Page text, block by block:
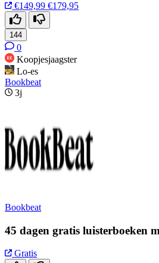
€149,99 €179,95
144
0
Koopjesjaagster
Lo-es
Bookbeat
3j
Bookbeat
45 dagen gratis luisterboeken
Gratis